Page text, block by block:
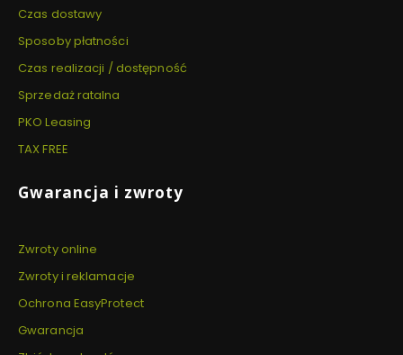
Czas dostawy
Sposoby płatności
Czas realizacji / dostępność
Sprzedaż ratalna
PKO Leasing
TAX FREE
Gwarancja i zwroty
Zwroty online
Zwroty i reklamacje
Ochrona EasyProtect
Gwarancja